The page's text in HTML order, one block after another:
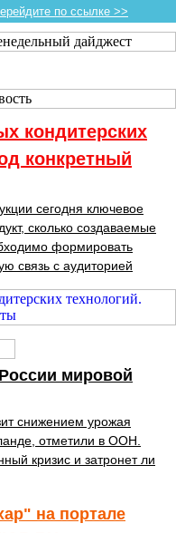
по ссылке >>
кондитерских
конкретный
сегодня ключевое
сколько создаваемые
формировать
связь с аудиторией
мировой
снижением урожая
отметили в ООН.
кризис и затронет ли
на портале